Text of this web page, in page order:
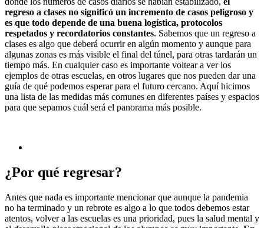
regreso a clases no significó un incremento de casos peligroso y
es que todo depende de una buena logística, protocolos
respetados y recordatorios constantes. Sabemos que un regreso a
clases es algo que deberá ocurrir en algún momento y aunque para
algunas zonas es más visible el final del túnel, para otras tardarán un
tiempo más. En cualquier caso es importante voltear a ver los
ejemplos de otras escuelas, en otros lugares que nos pueden dar una
guía de qué podemos esperar para el futuro cercano. Aquí hicimos
una lista de las medidas más comunes en diferentes países y espacios
para que sepamos cuál será el panorama más posible.
¿Por qué regresar?
Antes que nada es importante mencionar que aunque la pandemia
no ha terminado y un rebrote es algo a lo que todos debemos estar
atentos, volver a las escuelas es una prioridad, pues la salud mental y